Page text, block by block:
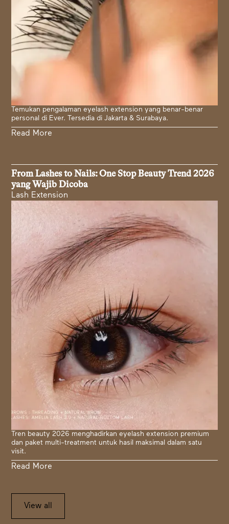
Temukan pengalaman eyelash extension yang benar-benar
personal di Ever. Tersedia di Jakarta & Surabaya.
Read More
From Lashes to Nails: One Stop Beauty Trend 2026
yang Wajib Dicoba
Lash Extension
Tren beauty 2026 menghadirkan eyelash extension premium
dan paket multi-treatment untuk hasil maksimal dalam satu
visit.
Read More
View all